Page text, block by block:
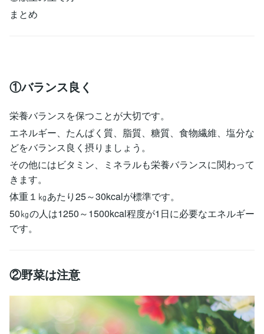
まとめ
①バランス良く
栄養バランスを保つことが大切です。
エネルギー、たんぱく質、脂質、糖質、食物繊維、塩分な
どをバランス良く摂りましょう。
その他にはビタミン、ミネラルも栄養バランスに関わって
きます。
体重１㎏あたり25～30kcalが標準です。
50㎏の人は1250～1500kcal程度が1日に必要なエネルギー
です。
②野菜は注意